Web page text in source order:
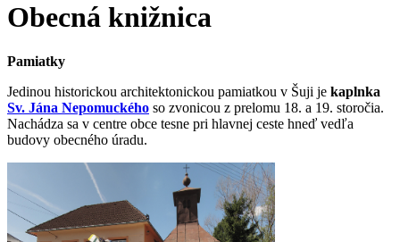
Obecná knižnica
Pamiatky
Jedinou historickou architektonickou pamiatkou v Šuji je kaplnka
Sv. Jána Nepomuckého so zvonicou z prelomu 18. a 19. storočia.
Nachádza sa v centre obce tesne pri hlavnej ceste hneď vedľa
budovy obecného úradu.